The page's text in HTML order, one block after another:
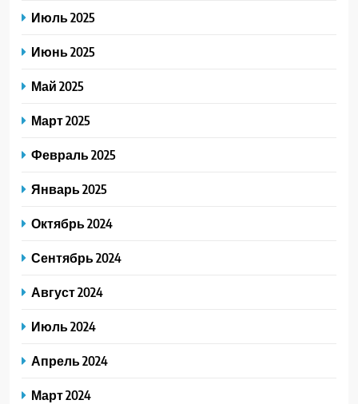
Июль 2025
Июнь 2025
Май 2025
Март 2025
Февраль 2025
Январь 2025
Октябрь 2024
Сентябрь 2024
Август 2024
Июль 2024
Апрель 2024
Март 2024